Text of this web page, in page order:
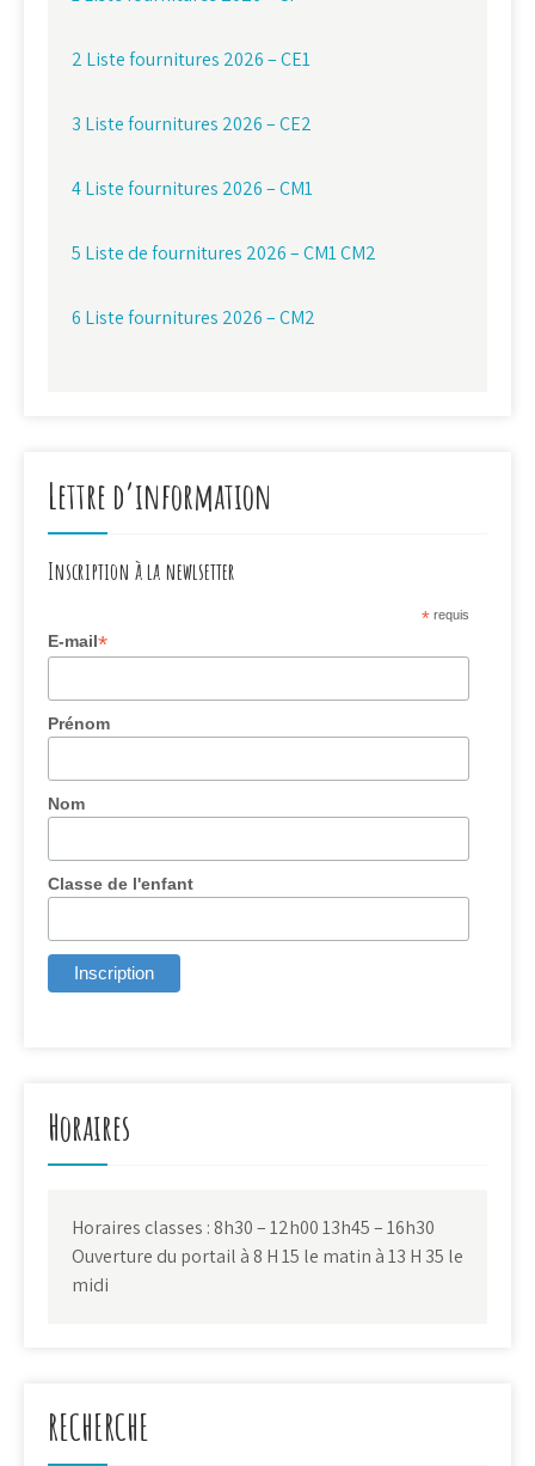
2 Liste fournitures 2026 – CE1
3 Liste fournitures 2026 – CE2
4 Liste fournitures 2026 – CM1
5 Liste de fournitures 2026 – CM1 CM2
6 Liste fournitures 2026 – CM2
Lettre d’information
Inscription à la newlsetter
* requis
E-mail*
Prénom
Nom
Classe de l'enfant
Horaires
Horaires classes : 8h30 – 12h00 13h45 – 16h30
Ouverture du portail à 8 H 15 le matin à 13 H 35 le
midi
RECHERCHE